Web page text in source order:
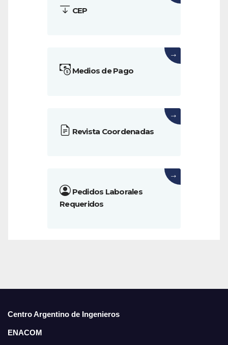
CEP
Medios de Pago
→
Revista Coordenadas
→
Pedidos Laborales
Requeridos
→
Centro Argentino de Ingenieros
ENACOM